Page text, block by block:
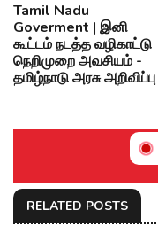
Tamil Nadu
Goverment | இனி
கூட்டம் நடத்த வழிகாட்டு
நெறிமுறை அவசியம் -
தமிழ்நாடு அரசு அறிவிப்பு
RELATED POSTS